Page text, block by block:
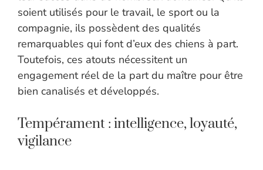
soient utilisés pour le travail, le sport ou la
compagnie, ils possèdent des qualités
remarquables qui font d’eux des chiens à part.
Toutefois, ces atouts nécessitent un
engagement réel de la part du maître pour être
bien canalisés et développés.
Tempérament : intelligence, loyauté,
vigilance